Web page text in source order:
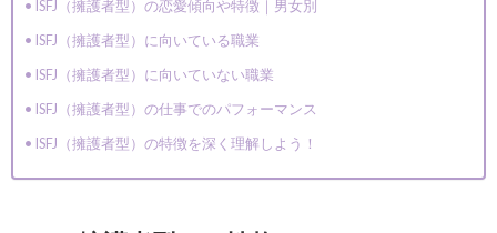
ISFJ（擁護者型）の恋愛傾向や特徴｜男女別
ISFJ（擁護者型）に向いている職業
ISFJ（擁護者型）に向いていない職業
ISFJ（擁護者型）の仕事でのパフォーマンス
ISFJ（擁護者型）の特徴を深く理解しよう！